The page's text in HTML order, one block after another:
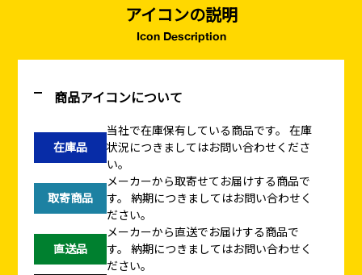
アイコンの説明
Icon Description
商品アイコンについて
在庫品
当社で在庫保有している商品です。 在庫
状況につきましてはお問い合わせくださ
い。
取寄商品
メーカーから取寄せてお届けする商品で
す。 納期につきましてはお問い合わせく
ださい。
直送品
メーカーから直送でお届けする商品で
す。 納期につきましてはお問い合わせく
ださい。